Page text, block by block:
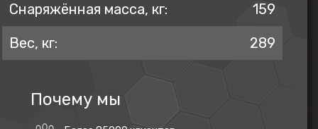
Снаряжённая масса, кг:
159
Вес, кг:
289
Почему мы